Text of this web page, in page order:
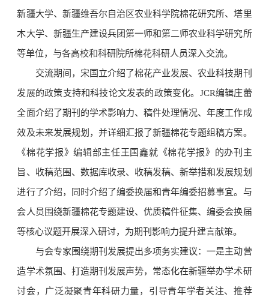
新疆大学、新疆维吾尔自治区农业科学院棉花研究所、塔里
木大学、新疆生产建设兵团第一师和第二师农业科学研究所
等单位，与各高校和科研院所棉花科研人员深入交流。
交流期间，宋国立介绍了棉花产业发展、农业科技期刊
发展的政策支持和科技论文发表的政策变化。JCR编辑庄蕾
全面介绍了期刊的学术影响力、稿件处理情况、年度工作成
效及未来发展规划，并详细汇报了新疆棉花专题组稿方案。
《棉花学报》编辑部主任王国鑫就《棉花学报》的办刊主
旨、收稿范围、数据库收录、收稿发稿、新举措和发展规划
进行了介绍，同时介绍了编委换届和青年编委招募事宜。与
会人员围绕新疆棉花专题建设、优质稿件征集、编委会换届
等核心议题开展深入研讨，为期刊影响力提升建言献策。
与会专家围绕期刊发展提出多项务实建议：一是主动营
造学术氛围、打造期刊发展声势，常态化在新疆举办学术研
讨会，广泛凝聚青年科研力量，引导青年学者关注、推荐